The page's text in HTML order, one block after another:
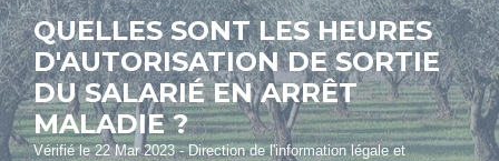
QUELLES SONT LES HEURES
D'AUTORISATION DE SORTIE
DU SALARIÉ EN ARRÊT
MALADIE ?
Vérifié le 22 Mar 2023 - Direction de l'information légale et